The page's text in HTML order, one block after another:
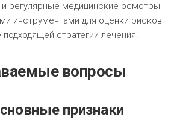
регулярные медицинские осмотры
инструментами для оценки рисков
стратегии лечения.
вопросы
признаки